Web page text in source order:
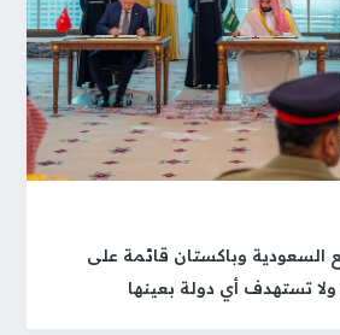
السعودية وباكستان قائمة على
تستهدف أي دولة بعينها